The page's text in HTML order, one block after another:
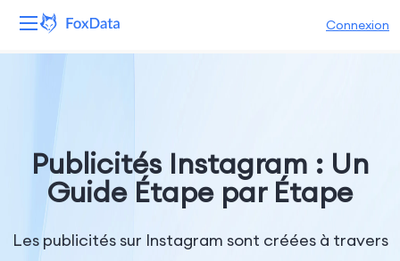
Connexion
Solutions
Publicités Instagram : Un
Guide Étape par Étape
Les publicités sur Instagram sont créées à travers